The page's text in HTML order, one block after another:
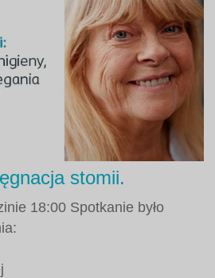
stomii.
18:00 Spotkanie było